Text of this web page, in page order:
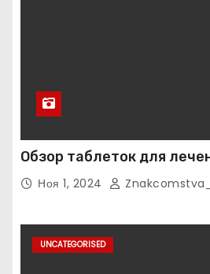
Обзор таблеток для
Ноя 1, 2024 Znakcomstva_
UNCATEGORISED